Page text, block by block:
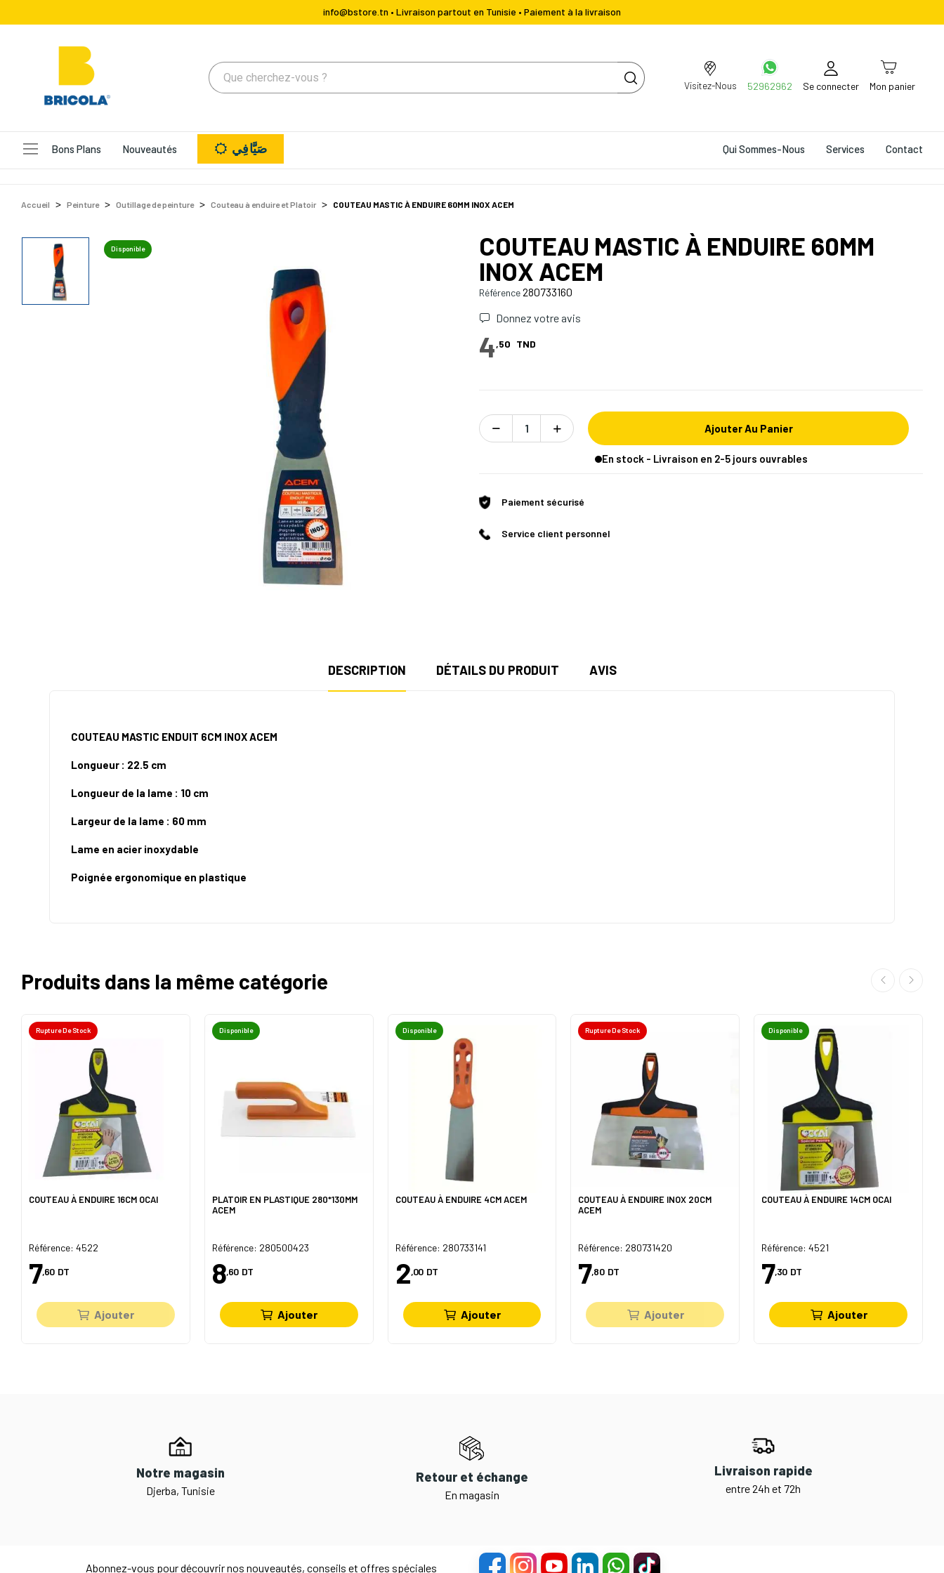
info@bstore.tn • Livraison partout en Tunisie • Paiement à la livraison
Visitez-Nous 52962962 Se connecter Mon panier
Bons Plans Nouveautés Qui Sommes-Nous Services Contact صَيَّافِي
Accueil Peinture Outillage de peinture Couteau à enduire et Platoir COUTEAU MASTIC À ENDUIRE 60MM INOX ACEM
Disponible
COUTEAU MASTIC À ENDUIRE 60MM
INOX ACEM
Référence280733160
Donnez votre avis
4,50 TND
Ajouter Au Panier
En stock - Livraison en 2-5 jours ouvrables
Paiement sécurisé
Service client personnel
DESCRIPTION DÉTAILS DU PRODUIT AVIS
COUTEAU MASTIC ENDUIT 6CM INOX ACEM
Longueur : 22.5 cm
Longueur de la lame : 10 cm
Largeur de la lame : 60 mm
Lame en acier inoxydable
Poignée ergonomique en plastique
Produits dans la même catégorie
Rupture De Stock
COUTEAU À ENDUIRE 16CM OCAI
Référence: 4522
7,60 DT
Ajouter
Disponible
PLATOIR EN PLASTIQUE 280*130MM
ACEM
Référence: 280500423
8,60 DT
Ajouter
Disponible
COUTEAU À ENDUIRE 4CM ACEM
Référence: 280733141
2,00 DT
Ajouter
Rupture De Stock
COUTEAU À ENDUIRE INOX 20CM
ACEM
Référence: 280731420
7,80 DT
Ajouter
Disponible
COUTEAU À ENDUIRE 14CM OCAI
Référence: 4521
7,30 DT
Ajouter
Notre magasin
Djerba, Tunisie
Retour et échange
En magasin
Livraison rapide
entre 24h et 72h
Abonnez-vous pour découvrir nos nouveautés, conseils et offres spéciales